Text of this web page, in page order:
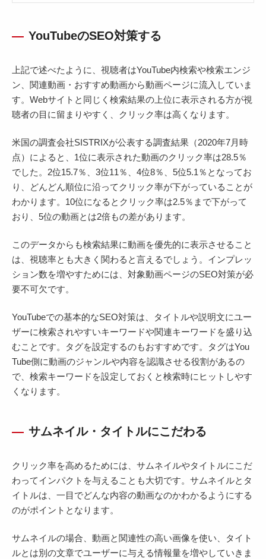
YouTubeのSEO対策する
上記で述べたように、視聴者はYouTube内検索や検索エンジ
ン、関連動画・おすすめ動画から動画ページに流入していま
す。Webサイトと同じく検索結果の上位に表示される方が視
聴者の目に留まりやすく、クリック率は高くなります。
米国の調査会社SISTRIXが公表する調査結果（2020年7月時
点）によると、1位に表示された動画のクリック率は28.5％
でした。2位15.7％、3位11％、4位8％、5位5.1％となってお
り、どんどん順位に沿ってクリック率が下がっていることが
わかります。10位になるとクリック率は2.5％まで下がって
おり、5位の動画とは2倍もの差があります。
このデータからも検索結果に動画を優先的に表示させること
は、視聴率とも大きく関わると言えるでしょう。インプレッ
ション数を増やすためには、対象動画ページのSEO対策が必
要不可欠です。
YouTubeでの基本的なSEO対策は、タイトルや説明文にユー
ザーに検索されやすいキーワードや関連キーワードを盛り込
むことです。タグを設定するのもおすすめです。タグはYou
Tube側に動画のジャンルや内容を認識させる役割があるの
で、検索キーワードを設定しておくと検索時にヒットしやす
くなります。
サムネイル・タイトルにこだわる
クリック率を高めるためには、サムネイルやタイトルにこだ
わってインパクトを与えることも大切です。サムネイルとタ
イトルは、一目でどんな内容の動画なのかわかるようにする
のがポイントとなります。
サムネイルの場合、動画と関連性の高い画像を使い、タイト
ルとは別の文章でユーザーに与える情報量を増やしていきま